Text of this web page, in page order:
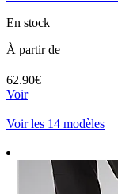
En stock
À partir de
62.90€
Voir
Voir les 14 modèles